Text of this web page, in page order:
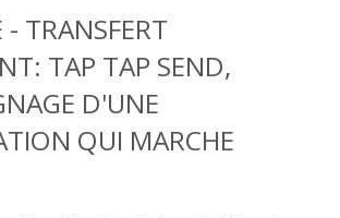
- TRANSFERT
TAP TAP SEND,
D'UNE
QUI MARCHE